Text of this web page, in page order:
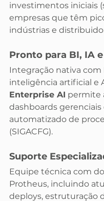
investimentos iniciais
empresas que têm
indústrias e
Pronto para BI, IA
Integração nativa com
inteligência artificial e
Enterprise AI permite
dashboards
automatizado de
(SIGACFG).
Suporte
Equipe técnica com
Protheus, incluindo
deploys, estruturação